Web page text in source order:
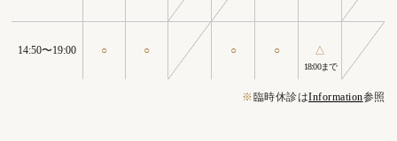
14:50〜19:00 ○ ○ ○ ○ △
18:00まで
※ 臨時休診はInformation参照